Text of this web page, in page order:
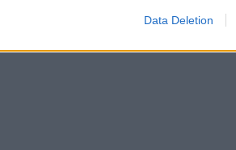
Data Deletion